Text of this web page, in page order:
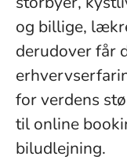
og billige,
derudover får
for verdens
til online
biludlejning.